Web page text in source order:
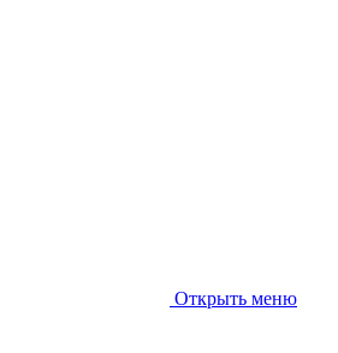
Открыть меню